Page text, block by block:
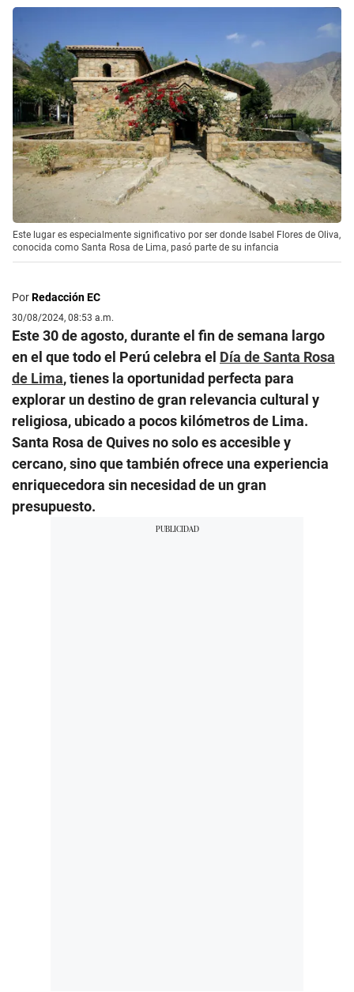
Este lugar es especialmente significativo por ser donde Isabel Flores de Oliva,
conocida como Santa Rosa de Lima, pasó parte de su infancia
PorRedacción EC
30/08/2024, 08:53 a.m.
Este 30 de agosto, durante el fin de semana largo
en el que todo el Perú celebra el Día de Santa Rosa
de Lima, tienes la oportunidad perfecta para
explorar un destino de gran relevancia cultural y
religiosa, ubicado a pocos kilómetros de Lima.
Santa Rosa de Quives no solo es accesible y
cercano, sino que también ofrece una experiencia
enriquecedora sin necesidad de un gran
presupuesto.